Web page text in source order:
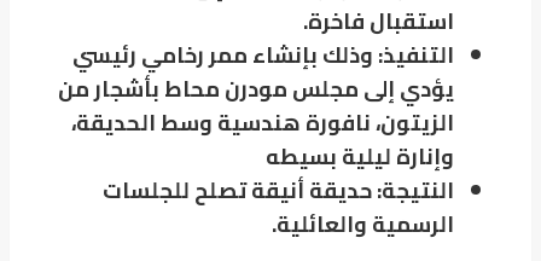
استقبال فاخرة.
التنفيذ: وذلك بإنشاء ممر رخامي رئيسي
يؤدي إلى مجلس مودرن محاط بأشجار من
الزيتون، نافورة هندسية وسط الحديقة،
وإنارة ليلية بسيطه
النتيجة: حديقة أنيقة تصلح للجلسات
الرسمية والعائلية.